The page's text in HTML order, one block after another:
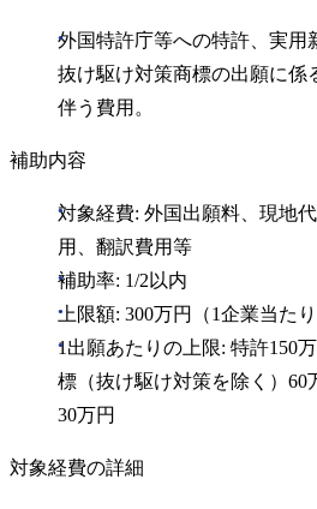
外国特許庁等への特許、実用
抜け駆け対策商標の出願に係
伴う費用。
補助内容
対象経費: 外国出願料、現地
用、翻訳費用等
補助率: 1/2以内
上限額: 300万円（1企業当たり
1出願あたりの上限: 特許150
標（抜け駆け対策を除く）60
30万円
対象経費の詳細